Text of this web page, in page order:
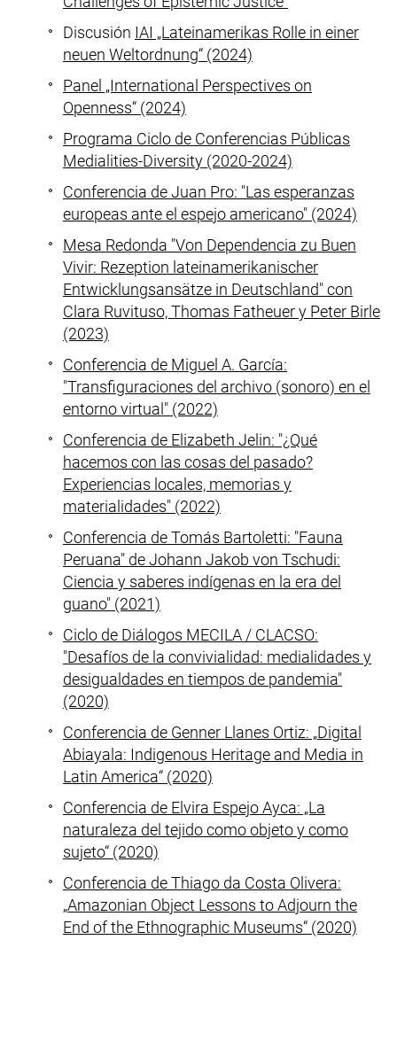
Discusión IAI „Lateinamerikas Rolle in einer
neuen Weltordnung“ (2024)
Panel „International Perspectives on
Openness“ (2024)
Programa Ciclo de Conferencias Públicas
Medialities-Diversity (2020-2024)
Conferencia de Juan Pro: "Las esperanzas
europeas ante el espejo americano" (2024)
Mesa Redonda "Von Dependencia zu Buen
Vivir: Rezeption lateinamerikanischer
Entwicklungsansätze in Deutschland" con
Clara Ruvituso,Thomas Fatheuery Peter Birle
(2023)
Conferencia de Miguel A. García:
"Transfiguraciones del archivo (sonoro) en el
entorno virtual" (2022)
Conferencia de Elizabeth Jelin: "¿Qué
hacemos con las cosas del pasado?
Experiencias locales, memorias y
materialidades" (2022)
Conferencia de Tomás Bartoletti: "Fauna
Peruana" de Johann Jakob von Tschudi:
Ciencia y saberes indígenas en la era del
guano" (2021)
Ciclo de Diálogos MECILA / CLACSO:
"Desafíos de la convivialidad: medialidades y
desigualdades en tiempos de pandemia"
(2020)
Conferencia de Genner Llanes Ortiz: „Digital
Abiayala: Indigenous Heritage and Media in
Latin America“ (2020)
Conferencia de Elvira Espejo Ayca: „La
naturaleza del tejido como objeto y como
sujeto“ (2020)
Conferencia deThiago da Costa Olivera:
„Amazonian Object Lessons to Adjourn the
End of the Ethnographic Museums“ (2020)